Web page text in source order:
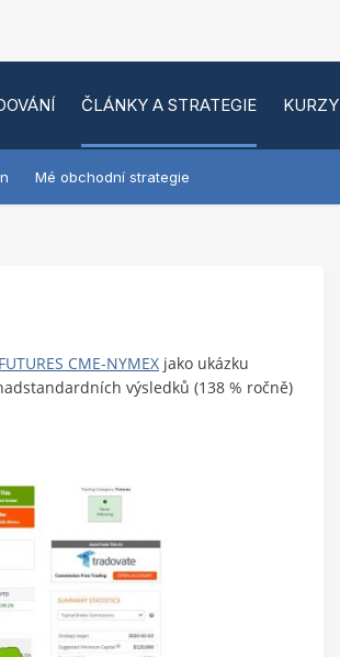
ČLÁNKY A STRATEGIE KURZY
Mé obchodní strategie
FUTURES CME-NYMEX jako ukázku
výsledků (138 % ročně)